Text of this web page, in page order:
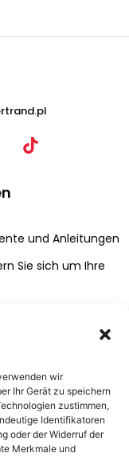
wir
Ihr Gerät zu speichern
zustimmen,
Identifikatoren
oder der Widerruf der
Merkmale und
und Anleitungen
Sie sich um Ihre
Anfrage